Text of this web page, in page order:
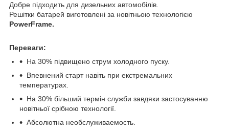
Добре підходить для дизельних автомобілів.
Решітки батарей виготовлені за новітньою технологією
PowerFrame.
Переваги:
На 30% підвищено струм холодного пуску.
Впевнений старт навіть при екстремальних
температурах.
На 30% більший термін служби завдяки застосуванню
новітньої срібною технології.
Абсолютна необслуживаемость.